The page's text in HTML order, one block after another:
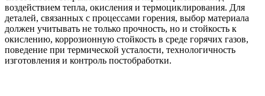
воздействием тепла, окисления и термоциклирования. Для
деталей, связанных с процессами горения, выбор материала
должен учитывать не только прочность, но и стойкость к
окислению, коррозионную стойкость в среде горячих газов,
поведение при термической усталости, технологичность
изготовления и контроль постобработки.